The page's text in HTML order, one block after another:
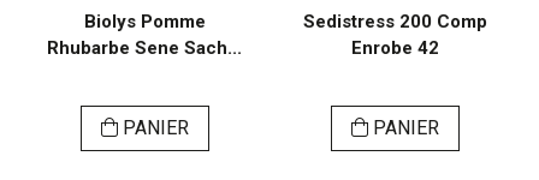
Biolys Pomme
Rhubarbe Sene Sach...
PANIER
Sedistress 200 Comp
Enrobe 42
PANIER